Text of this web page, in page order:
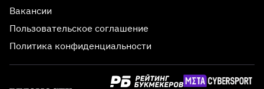
Вакансии
Пользовательское соглашение
Политика конфиденциальности